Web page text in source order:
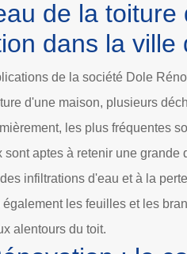
de la toiture
dans la ville
de la société Dole
d'une maison, plusieurs
les plus fréquentes
sont aptes à retenir une grande
infiltrations d'eau et à la
également les feuilles et les
alentours du toit.